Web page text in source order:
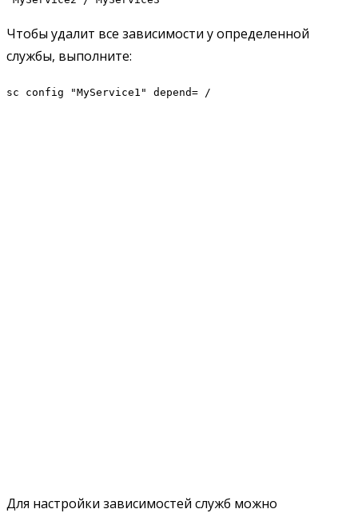
Чтобы удалит все зависимости у определенной
службы, выполните:
sc config "MyService1" depend= /
Для настройки зависимостей служб можно